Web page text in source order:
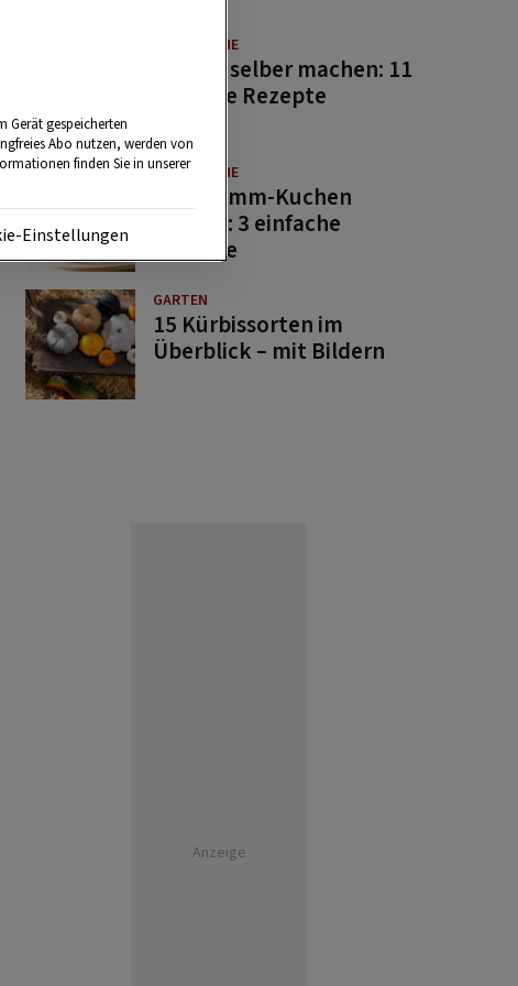
GUTE KÜCHE
Saucen selber machen: 11
beliebte Rezepte
GUTE KÜCHE
Osterlamm-Kuchen
backen: 3 einfache
Rezepte
GARTEN
15 Kürbissorten im
Überblick – mit Bildern
Anzeige
Gerät gespeicherten
Abo nutzen, werden von
finden Sie in unserer
Einstellungen